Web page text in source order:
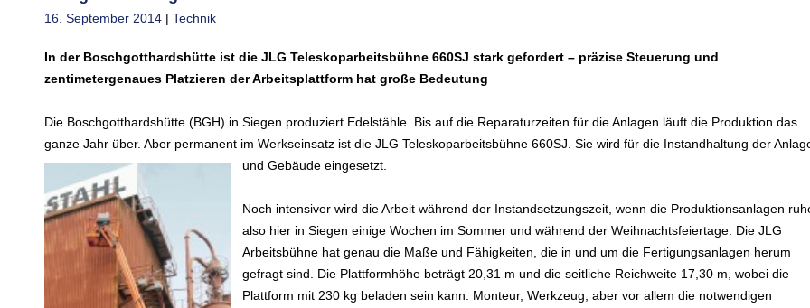
16. September 2014 | Technik
In der Boschgotthardshütte ist die JLG Teleskoparbeitsbühne 660SJ stark gefordert – präzise Steuerung und
zentimetergenaues Platzieren der Arbeitsplattform hat große Bedeutung
Die Boschgotthardshütte (BGH) in Siegen produziert Edelstähle. Bis auf die Reparaturzeiten für die Anlagen läuft die Produktion das
ganze Jahr über. Aber permanent im Werkseinsatz ist die JLG Teleskoparbeitsbühne 660SJ. Sie wird für die Instandhaltung der
und Gebäude eingesetzt.
Noch intensiver wird die Arbeit während der Instandsetzungszeit, wenn die Produktionsanlagen
also hier in Siegen einige Wochen im Sommer und während der Weihnachtsfeiertage. Die JLG
Arbeitsbühne hat genau die Maße und Fähigkeiten, die in und um die Fertigungsanlagen herum
gefragt sind. Die Plattformhöhe beträgt 20,31 m und die seitliche Reichweite 17,30 m, wobei die
Plattform mit 230 kg beladen sein kann. Monteur, Werkzeug, aber vor allem die notwendigen